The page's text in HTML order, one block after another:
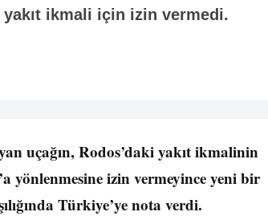
yakıt ikmali için izin vermedi.
uçağın, Rodos’daki yakıt ikmalinin
yönlenmesine izin vermeyince yeni bir
Türkiye’ye nota verdi.